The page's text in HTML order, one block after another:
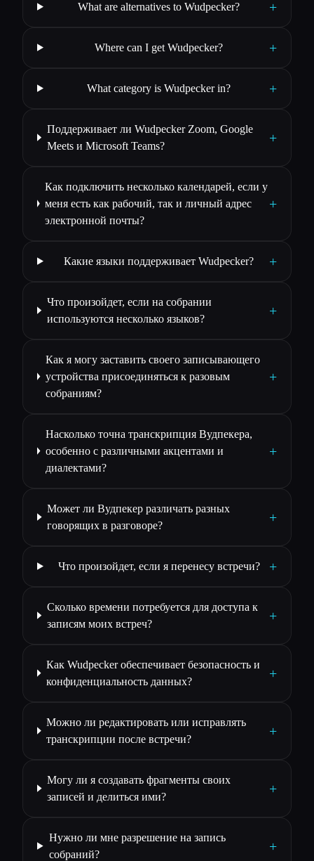
What are alternatives to Wudpecker? +
Where can I get Wudpecker? +
What category is Wudpecker in? +
Поддерживает ли Wudpecker Zoom, Google
Meets и Microsoft Teams?
+
Как подключить несколько календарей, если у
меня есть как рабочий, так и личный адрес
электронной почты?
+
Какие языки поддерживает Wudpecker? +
Что произойдет, если на собрании
используются несколько языков?
+
Как я могу заставить своего записывающего
устройства присоединяться к разовым
собраниям?
+
Насколько точна транскрипция Вудпекера,
особенно с различными акцентами и
диалектами?
+
Может ли Вудпекер различать разных
говорящих в разговоре?
+
Что произойдет, если я перенесу встречи? +
Сколько времени потребуется для доступа к
записям моих встреч?
+
Как Wudpecker обеспечивает безопасность и
конфиденциальность данных?
+
Можно ли редактировать или исправлять
транскрипции после встречи?
+
Могу ли я создавать фрагменты своих
записей и делиться ими?
+
Нужно ли мне разрешение на запись
собраний?
+